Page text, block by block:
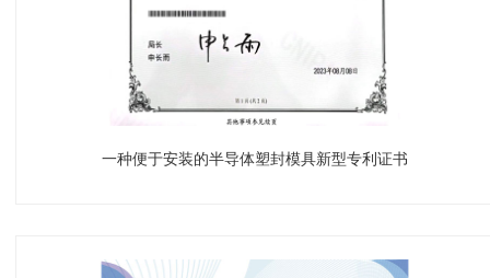
一种便于安装的半导体塑封模具新型专利证书